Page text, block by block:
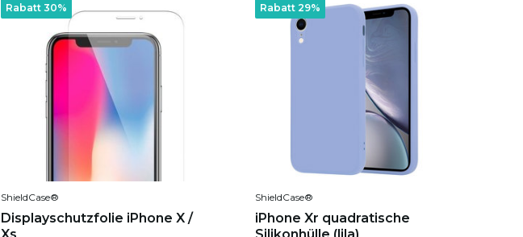
Rabatt 30%
ShieldCase®
Displayschutzfolie iPhone X /
Rabatt 29%
ShieldCase®
iPhone Xr quadratische